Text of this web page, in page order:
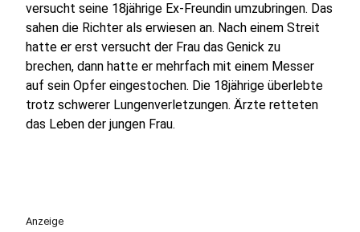
versucht seine 18jährige Ex-Freundin umzubringen. Das
sahen die Richter als erwiesen an. Nach einem Streit
hatte er erst versucht der Frau das Genick zu
brechen, dann hatte er mehrfach mit einem Messer
auf sein Opfer eingestochen. Die 18jährige überlebte
trotz schwerer Lungenverletzungen. Ärzte retteten
das Leben der jungen Frau.
Anzeige